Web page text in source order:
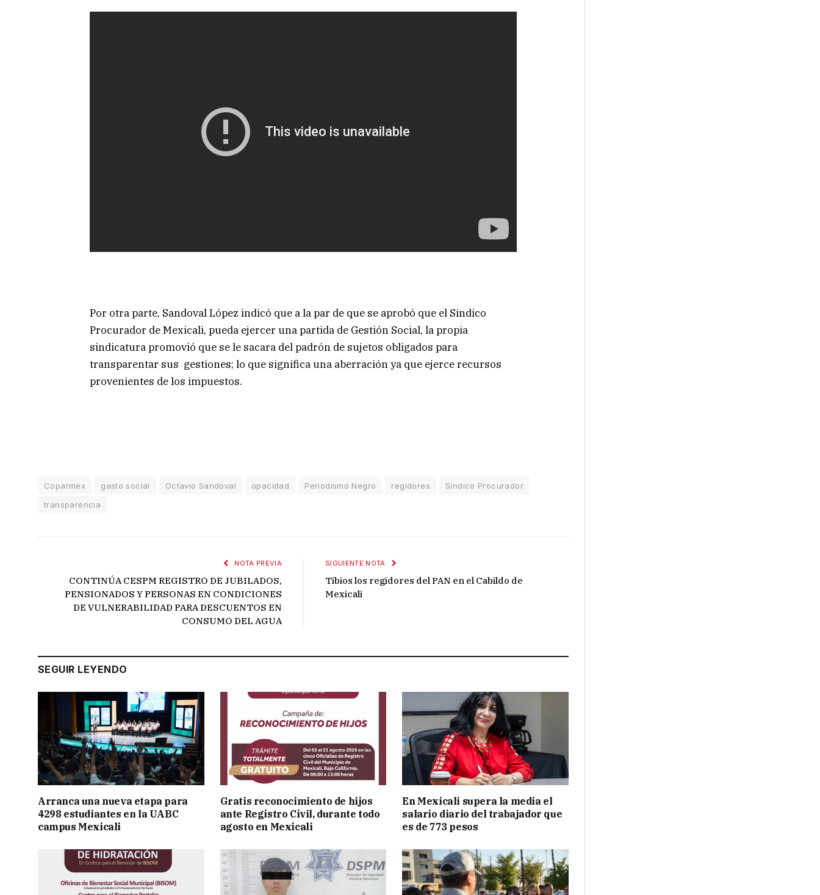
Por otra parte, Sandoval López indicó que a la par de que se aprobó que el Sindico
Procurador de Mexicali, pueda ejercer una partida de Gestión Social, la propia
sindicatura promovió que se le sacara del padrón de sujetos obligados para
transparentar sus gestiones; lo que significa una aberración ya que ejerce recursos
provenientes de los impuestos.
Coparmex gasto social Octavio Sandoval opacidad Periodismo Negro regidores
Síndico Procurador
transparencia
NOTA PREVIA
CONTINÚA CESPM REGISTRO DE JUBILADOS,
PENSIONADOS Y PERSONAS EN CONDICIONES
DE VULNERABILIDAD PARA DESCUENTOS EN
CONSUMO DEL AGUA
SIGUIENTE NOTA
Tibios los regidores del PAN en el Cabildo de
Mexicali
SEGUIR LEYENDO
Arranca una nueva etapa para
4298 estudiantes en la UABC
campus Mexicali
Gratis reconocimiento de hijos
ante Registro Civil, durante todo
agosto en Mexicali
En Mexicali supera la media el
salario diario del trabajador que
es de 773 pesos